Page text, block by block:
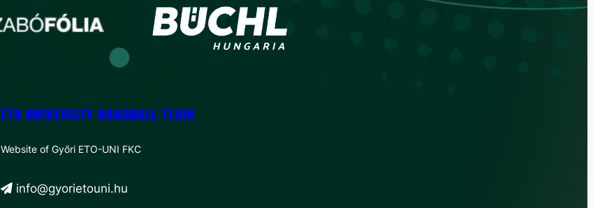
ETO UNIVERSITY HANDBALL TEAM
Website of Győri ETO-UNI FKC
info@gyorietouni.hu